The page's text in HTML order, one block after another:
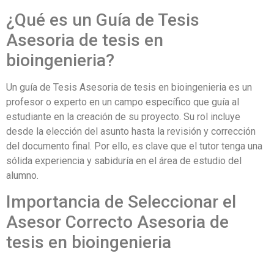
¿Qué es un Guía de Tesis
Asesoria de tesis en
bioingenieria?
Un guía de Tesis Asesoria de tesis en bioingenieria es un
profesor o experto en un campo específico que guía al
estudiante en la creación de su proyecto. Su rol incluye
desde la elección del asunto hasta la revisión y corrección
del documento final. Por ello, es clave que el tutor tenga una
sólida experiencia y sabiduría en el área de estudio del
alumno.
Importancia de Seleccionar el
Asesor Correcto Asesoria de
tesis en bioingenieria